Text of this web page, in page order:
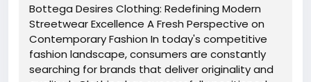
Bottega Desires Clothing: Redefining Modern
Streetwear Excellence A Fresh Perspective on
Contemporary Fashion In today's competitive
fashion landscape, consumers are constantly
searching for brands that deliver originality and